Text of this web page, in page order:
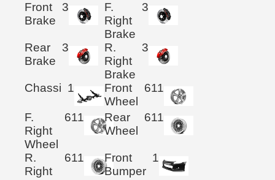
Front
Brake
3
F.
Right
Brake
3
Rear
Brake
3
R.
Right
Brake
3
Chassi 1
Front
Wheel
611
F.
Right
Wheel
611
Rear
Wheel
611
R.
Right
611
Front
Bumper
1